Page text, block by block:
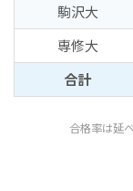
駒沢大
専修大
合計
合格率は延